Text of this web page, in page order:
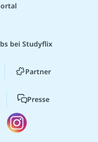
bei Studyflix
Partner
Presse